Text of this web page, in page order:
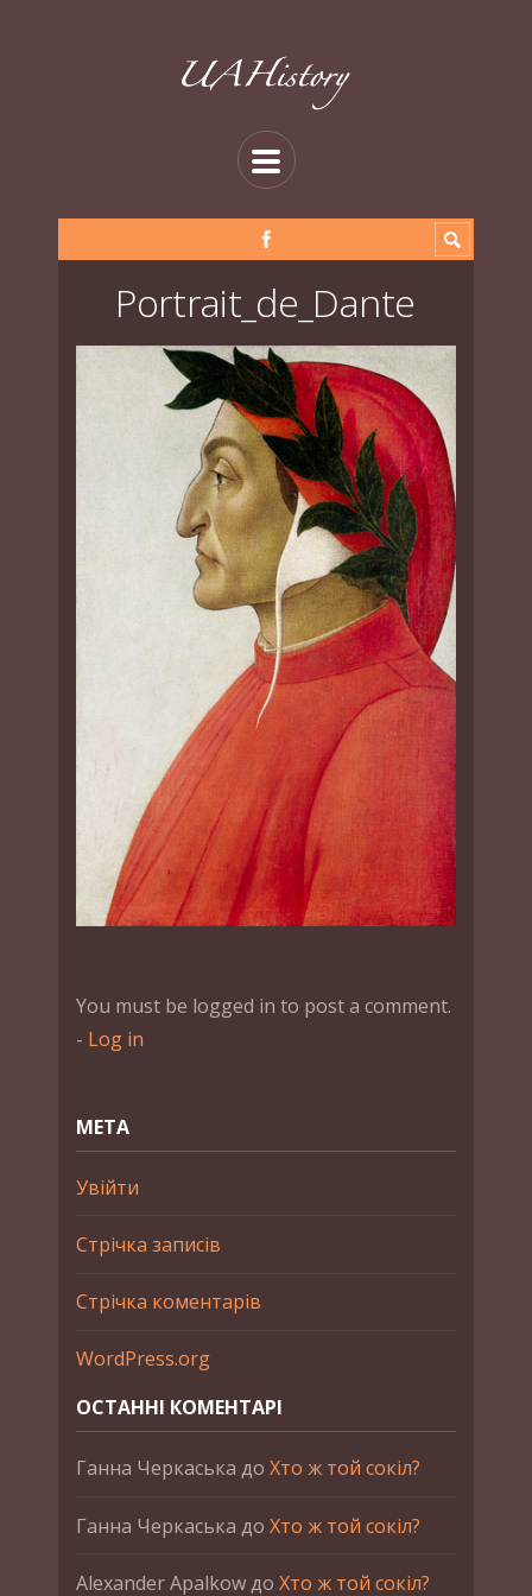
Portrait_de_Dante
You must be logged in to post a comment.
- Log in
МЕТА
Увійти
Стрічка записів
Стрічка коментарів
WordPress.org
ОСТАННІ КОМЕНТАРІ
Ганна Черкаська до Хто ж той сокіл?
Ганна Черкаська до Хто ж той сокіл?
Alexander Apalkowдо Хто ж той сокіл?